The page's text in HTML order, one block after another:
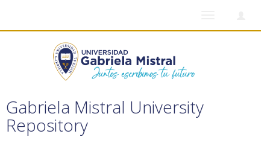
Gabriela Mistral University
Repository